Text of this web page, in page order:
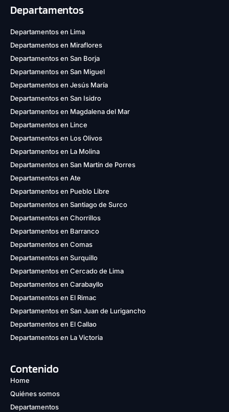
Departamentos
Departamentos en Lima
Departamentos en Miraflores
Departamentos en San Borja
Departamentos en San Miguel
Departamentos en Jesús María
Departamentos en San Isidro
Departamentos en Magdalena del Mar
Departamentos en Lince
Departamentos en Los Olivos
Departamentos en La Molina
Departamentos en San Martín de Porres
Departamentos en Ate
Departamentos en Pueblo Libre
Departamentos en Santiago de Surco
Departamentos en Chorrillos
Departamentos en Barranco
Departamentos en Comas
Departamentos en Surquillo
Departamentos en Cercado de Lima
Departamentos en Carabayllo
Departamentos en El Rimac
Departamentos en San Juan de Lurigancho
Departamentos en El Callao
Departamentos en La Victoria
Contenido
Home
Quiénes somos
Departamentos